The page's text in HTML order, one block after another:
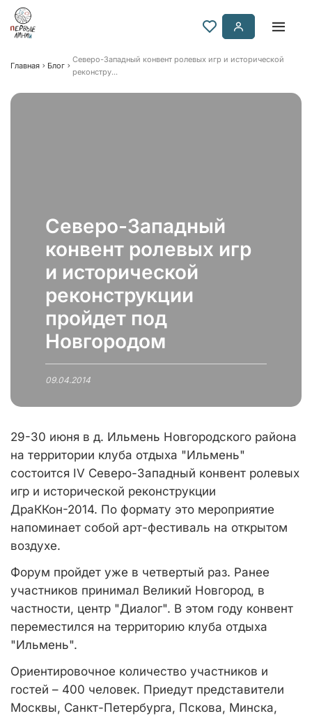
Главная Блог
Северо-Западный конвент ролевых игр и исторической
реконстру...
Северо-Западный
конвент ролевых игр
и исторической
реконструкции
пройдет под
Новгородом
09.04.2014
29-30 июня в д. Ильмень Новгородского района
на территории клуба отдыха "Ильмень"
состоится IV Северо-Западный конвент ролевых
игр и исторической реконструкции
ДраККон-2014. По формату это мероприятие
напоминает собой арт-фестиваль на открытом
воздухе.
Форум пройдет уже в четвертый раз. Ранее
участников принимал Великий Новгород, в
частности, центр "Диалог". В этом году конвент
переместился на территорию клуба отдыха
"Ильмень".
Ориентировочное количество участников и
гостей – 400 человек. Приедут представители
Москвы, Санкт-Петербурга, Пскова, Минска,